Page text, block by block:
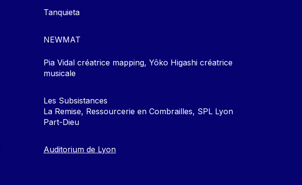
Tanquieta
NEWMAT
Pia Vidal créatrice mapping, Yôko Higashi créatrice
musicale
Les Subsistances
La Remise, Ressourcerie en Combrailles, SPL Lyon
Part-Dieu
Auditorium de Lyon